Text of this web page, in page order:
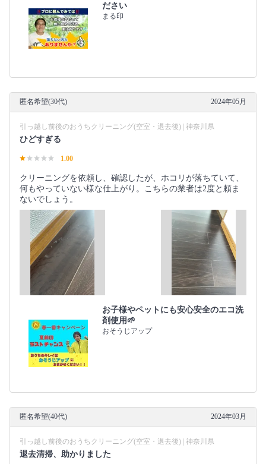
ださい
まる印
匿名希望(30代) 2024年05月
引っ越し前後のおうちクリーニング(空室・退去後) | 神奈川県
ひどすぎる
1.00
クリーニングを依頼し、確認したが、ホコリが落ちていて、
何もやっていない様な仕上がり。こちらの業者は2度と頼ま
ないでしょう。
お子様やペットにも安心安全のエコ洗
剤使用🌱
おそうじアップ
匿名希望(40代) 2024年03月
引っ越し前後のおうちクリーニング(空室・退去後) | 神奈川県
退去清掃、助かりました